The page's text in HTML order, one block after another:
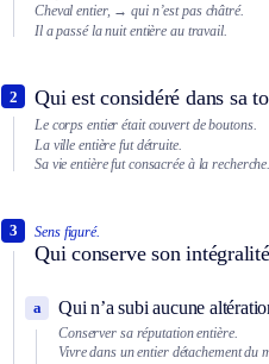
Cheval entier, → qui n’est pas châtré.
Il a passé la nuit entière au travail.
Qui est considéré dans sa
2
Le corps entier était couvert de boutons.
La ville entière fut détruite.
Sa vie entière fut consacrée à la recherche.
Sens figuré.
Qui conserve son
3
Qui n’a subi aucune
a
Conserver sa réputation entière.
Vivre dans un entier détachement du